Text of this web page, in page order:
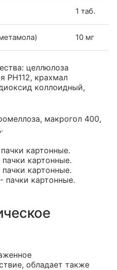
1 таб.
10 мг
целлюлоза
PH112, крахмал
коллоидный,
макрогол 400,
картонные.
картонные.
картонные.
пачки картонные.
обладает также